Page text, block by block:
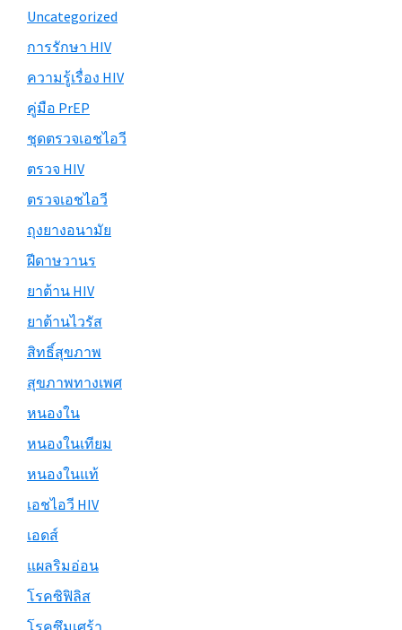
Uncategorized
การรักษา HIV
ความรู้เรื่อง HIV
คู่มือ PrEP
ชุดตรวจเอชไอวี
ตรวจ HIV
ตรวจเอชไอวี
ถุงยางอนามัย
ฝีดาษวานร
ยาต้าน HIV
ยาต้านไวรัส
สิทธิ์สุขภาพ
สุขภาพทางเพศ
หนองใน
หนองในเทียม
หนองในแท้
เอชไอวี HIV
เอดส์
แผลริมอ่อน
โรคซิฟิลิส
โรคซึมเศร้า